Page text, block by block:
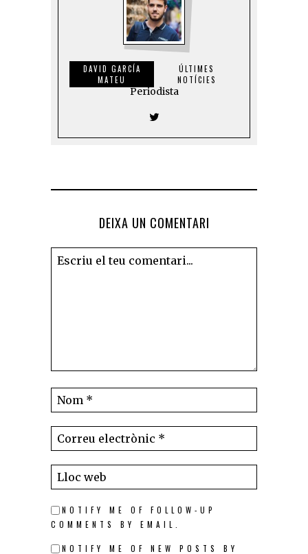
DAVID GARCÍA
MATEU
ÚLTIMES
NOTÍCIES
Periodista
DEIXA UN COMENTARI
NOTIFY ME OF FOLLOW-UP
COMMENTS BY EMAIL.
NOTIFY ME OF NEW POSTS BY